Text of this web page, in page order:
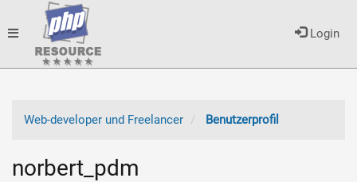
Login
Toggle
Web-developer und Freelancer
Benutzerprofil
norbert_pdm